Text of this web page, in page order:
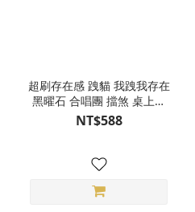
超刷存在感 跩貓 我跩我存在
黑曜石 合唱團 擋煞 桌上型
風水擺飾 貓 雕件 隨機出貨
已鑑定 Q24BA10-905
NT$588